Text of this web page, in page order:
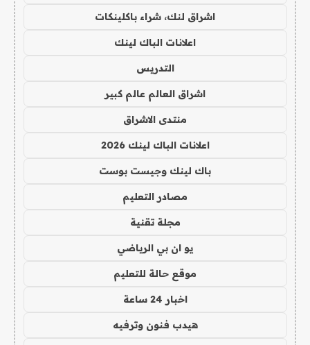
اشراق لنك، شراء باكلينكات
اعلانات الباك لينك
التدريس
اشراق العالم عالم كبير
منتدى الاشراق
اعلانات الباك لينك 2026
باك لينك وجيست بوست
مصادر التعليم
مجلة تقنية
يو ان بي الرياضي
موقع حالة للتعليم
اخبار 24 ساعة
هيدب فنون وترفيه